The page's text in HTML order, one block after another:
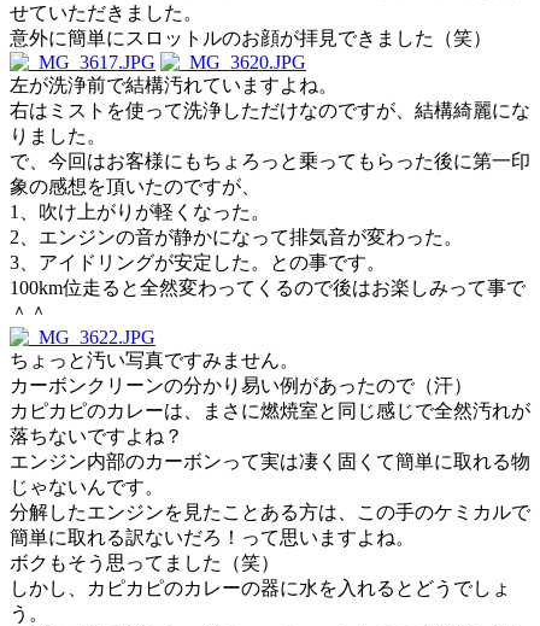
せていただきました。
意外に簡単にスロットルのお顔が拝見できました（笑）
左が洗浄前で結構汚れていますよね。
右はミストを使って洗浄しただけなのですが、結構綺麗にな
りました。
で、今回はお客様にもちょろっと乗ってもらった後に第一印
象の感想を頂いたのですが、
1、吹け上がりが軽くなった。
2、エンジンの音が静かになって排気音が変わった。
3、アイドリングが安定した。との事です。
100km位走ると全然変わってくるので後はお楽しみって事で
＾＾
ちょっと汚い写真ですみません。
カーボンクリーンの分かり易い例があったので（汗）
カピカピのカレーは、まさに燃焼室と同じ感じで全然汚れが
落ちないですよね？
エンジン内部のカーボンって実は凄く固くて簡単に取れる物
じゃないんです。
分解したエンジンを見たことある方は、この手のケミカルで
簡単に取れる訳ないだろ！って思いますよね。
ボクもそう思ってました（笑）
しかし、カピカピのカレーの器に水を入れるとどうでしょ
う。